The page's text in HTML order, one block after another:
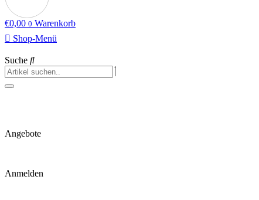
€0,00 0 Warenkorb
Shop-Menü
Suche
Angebote
Anmelden